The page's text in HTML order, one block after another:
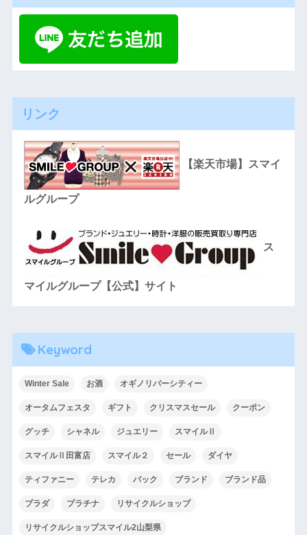
リンク
【楽天市場】スマイ
ルグループ
ス
マイルグループ【公式】サイト
Keyword
Winter Sale お酒 オギノリバーシティー
オータムフェスタ ギフト クリスマスセール クーポン
グッチ シャネル ジュエリー スマイルⅡ
スマイルⅡ田富店 スマイル２ セール ダイヤ
ティファニー テレカ バック ブランド ブランド品
プラダ プラチナ リサイクルショップ
リサイクルショップスマイル2山梨県